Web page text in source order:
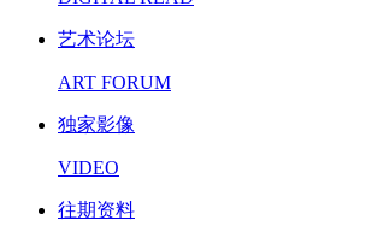
艺术论坛
ART FORUM
独家影像
VIDEO
往期资料